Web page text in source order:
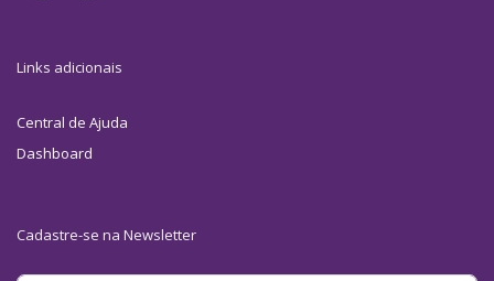
Links adicionais
Central de Ajuda
Dashboard
Cadastre-se na Newsletter